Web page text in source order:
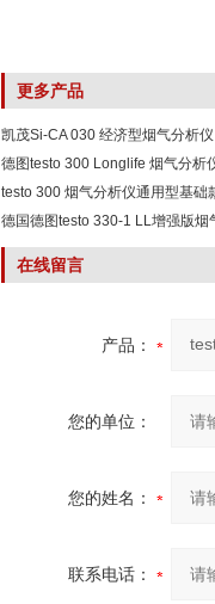
更多产品
凯茂Si-CA 030 经济型烟气分析仪
德图testo 300 Longlife 烟气分析
testo 300 烟气分析仪通用型基础
德国德图testo 330-1 LL增强版烟
在线留言
产品：
您的单位：
您的姓名：
联系电话：